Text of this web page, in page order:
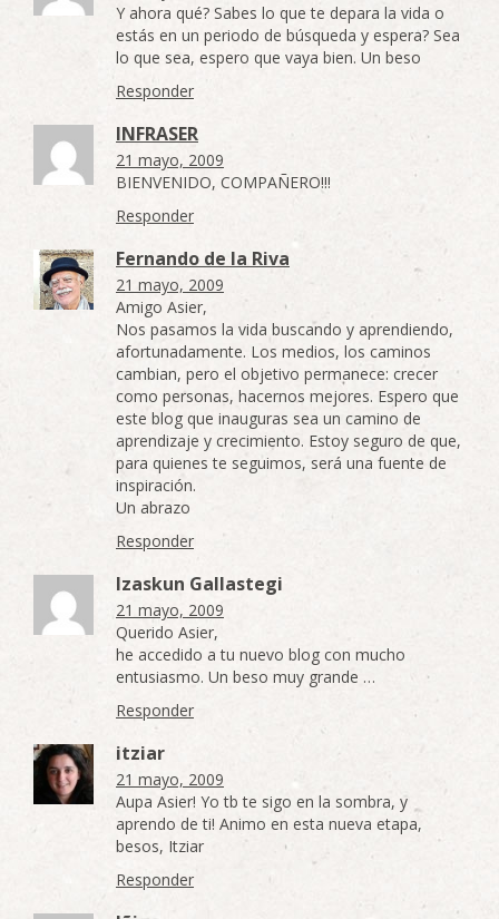
Y ahora qué? Sabes lo que te depara la vida o
estás en un periodo de búsqueda y espera? Sea
lo que sea, espero que vaya bien. Un beso
Responder
INFRASER
21 mayo, 2009
BIENVENIDO, COMPAÑERO!!!
Responder
Fernando de la Riva
21 mayo, 2009
Amigo Asier,
Nos pasamos la vida buscando y aprendiendo,
afortunadamente. Los medios, los caminos
cambian, pero el objetivo permanece: crecer
como personas, hacernos mejores. Espero que
este blog que inauguras sea un camino de
aprendizaje y crecimiento. Estoy seguro de que,
para quienes te seguimos, será una fuente de
inspiración.
Un abrazo
Responder
Izaskun Gallastegi
21 mayo, 2009
Querido Asier,
he accedido a tu nuevo blog con mucho
entusiasmo. Un beso muy grande …
Responder
itziar
21 mayo, 2009
Aupa Asier! Yo tb te sigo en la sombra, y
aprendo de ti! Animo en esta nueva etapa,
besos, Itziar
Responder